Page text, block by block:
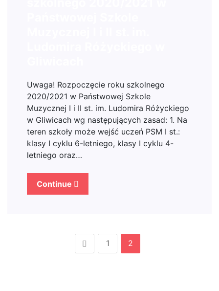
Uwaga! Rozpoczęcie roku szkolnego
2020/2021 w Państwowej Szkole
Muzycznej I i II st. im. Ludomira Różyckiego
w Gliwicach wg następujących zasad: 1. Na
teren szkoły może wejść uczeń PSM I st.:
klasy I cyklu 6-letniego, klasy I cyklu 4-
letniego oraz…
Continue
1 2